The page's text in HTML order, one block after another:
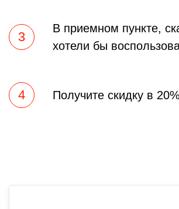
3
В приемном пункте,
хотели бы
4 Получите скидку в 20%